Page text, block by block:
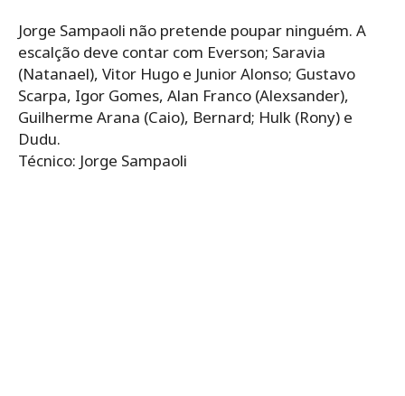
Jorge Sampaoli não pretende poupar ninguém. A
escalção deve contar com Everson; Saravia
(Natanael), Vitor Hugo e Junior Alonso; Gustavo
Scarpa, Igor Gomes, Alan Franco (Alexsander),
Guilherme Arana (Caio), Bernard; Hulk (Rony) e
Dudu.
Técnico: Jorge Sampaoli